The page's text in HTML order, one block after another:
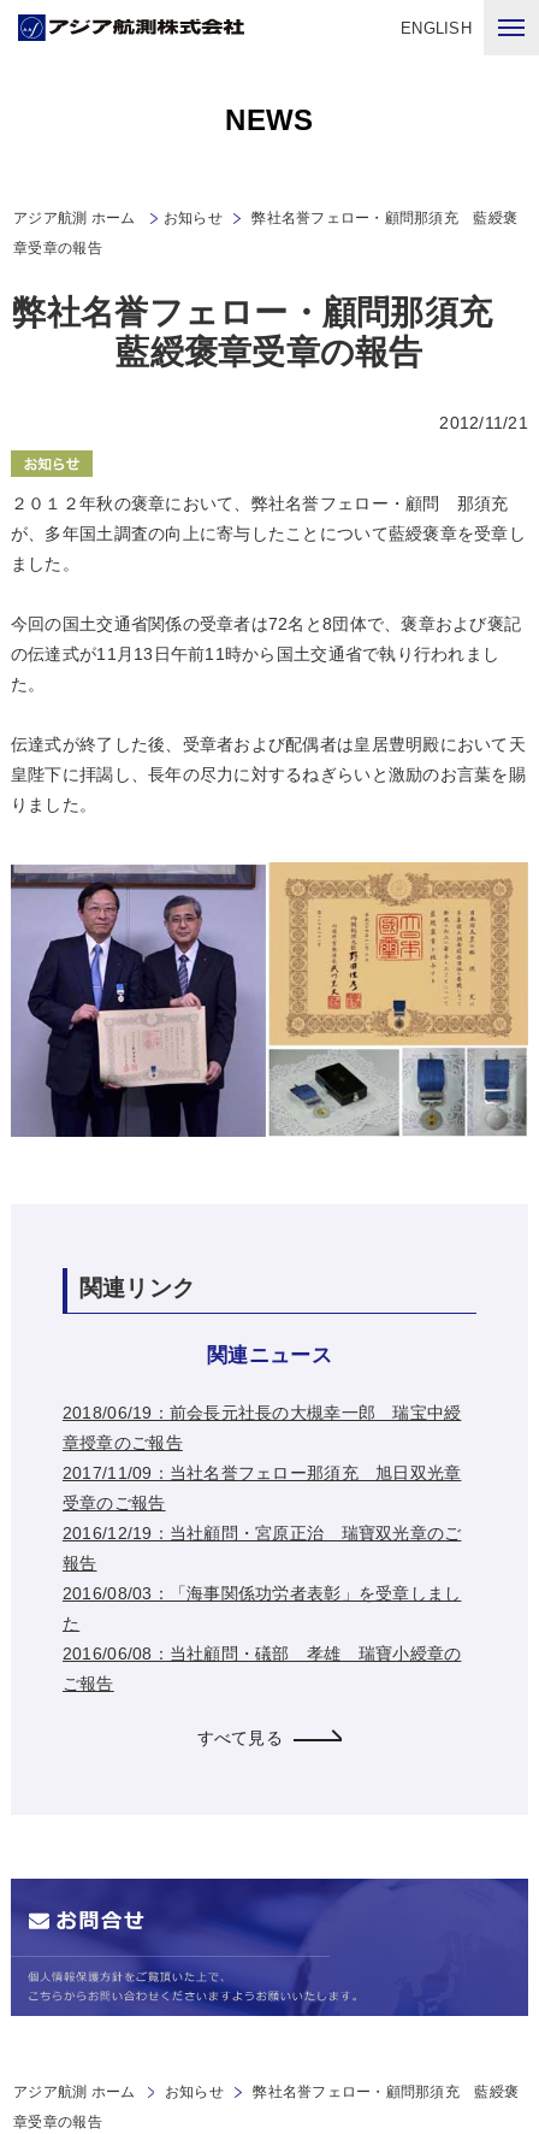
ENGLISH
NEWS
アジア航測 ホーム お知らせ
弊社名誉フェロー・顧問那須充 藍綬褒
章受章の報告
弊社名誉フェロー・顧問那須充
藍綬褒章受章の報告
2012/11/21
２０１２年秋の褒章において、弊社名誉フェロー・顧問 那須充
が、多年国土調査の向上に寄与したことについて藍綬褒章を受章し
ました。
今回の国土交通省関係の受章者は72名と8団体で、褒章および褒記
の伝達式が11月13日午前11時から国土交通省で執り行われまし
た。
伝達式が終了した後、受章者および配偶者は皇居豊明殿において天
皇陛下に拝謁し、長年の尽力に対するねぎらいと激励のお言葉を賜
りました。
関連リンク
関連ニュース
2018/06/19：前会長元社長の大槻幸一郎 瑞宝中綬
章授章のご報告
2017/11/09：当社名誉フェロー那須充 旭日双光章
受章のご報告
2016/12/19：当社顧問・宮原正治 瑞寶双光章のご
報告
2016/08/03：「海事関係功労者表彰」を受章しまし
た
2016/06/08：当社顧問・礒部 孝雄 瑞寶小綬章の
ご報告
すべて見る
アジア航測 ホーム お知らせ
弊社名誉フェロー・顧問那須充 藍綬褒
章受章の報告